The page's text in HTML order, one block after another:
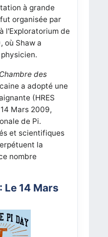
à grande
organisée par
l'Exploratorium de
où Shaw a
Chambre des
a adopté une
(HRES
Mars 2009,
de Pi.
et scientifiques
la
nombre
Le 14 Mars